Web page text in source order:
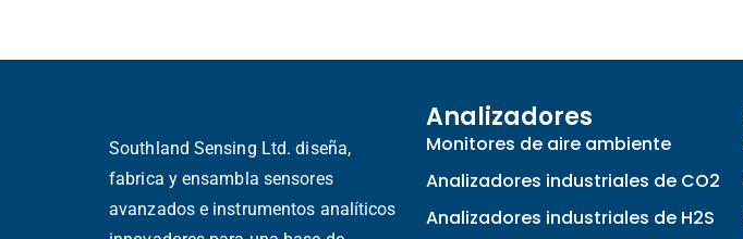
Southland Sensing Ltd. diseña,
fabrica y ensambla sensores
avanzados e instrumentos analíticos
Analizadores
Monitores de aire ambiente
Analizadores industriales de CO2
Analizadores industriales de H2S